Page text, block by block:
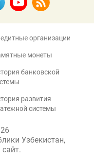
организации
монеты
банковской
развития
системы
Узбекистан,